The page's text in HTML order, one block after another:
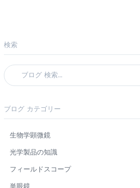
検索
ブログ カテゴリー
生物学顕微鏡
光学製品の知識
フィールドスコープ
単眼鏡